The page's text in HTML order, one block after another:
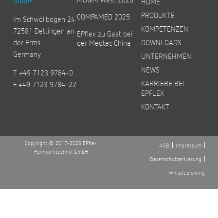
Im Schwöllbogen 24
72581 Dettingen an
der Erms
Germany
T +49 7123 9784-0
F +49 7123 9784-22
COMPAMED 2025
EPflex zu Gast bei
der Medtec China
PRODUKTE
KOMPETENZEN
DOWNLOADS
UNTERNEHMEN
NEWS
KARRIERE BEI
EPFLEX
KONTAKT
Copyright © 2017-2026 EPflex
Feinwerktechnik GmbH
AGB
Impressum
Datenschutzerklärung
Whistleblowing